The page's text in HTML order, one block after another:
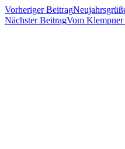
Vorheriger Beitrag
Nächster BeitragVom